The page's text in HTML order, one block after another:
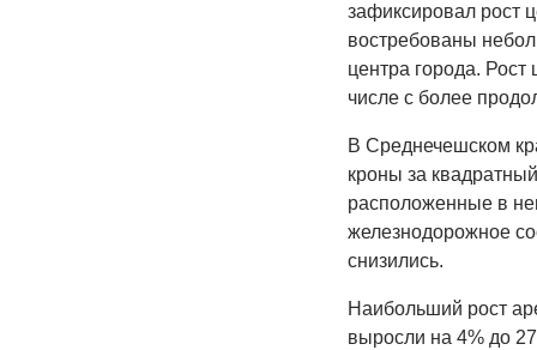
зафиксировал рост
востребованы
центра города.
числе с более
В Среднечешском
кроны за
расположенные в
железнодорожное
снизились.
Наибольший рост
выросли на 4% до